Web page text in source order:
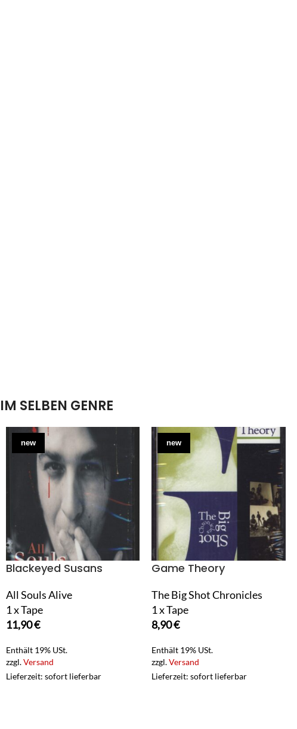
IM SELBEN GENRE
new
Blackeyed Susans
All Souls Alive
1 x Tape
11,90€
Enthält 19% USt.
zzgl.Versand
Lieferzeit: sofort lieferbar
new
Game Theory
The Big Shot Chronicles
1 x Tape
8,90€
Enthält 19% USt.
zzgl.Versand
Lieferzeit: sofort lieferbar